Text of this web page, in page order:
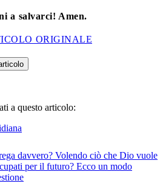
a salvarci! Amen.
ORIGINALE
a questo articolo:
davvero? Volendo ciò che Dio vuole
per il futuro? Ecco un modo